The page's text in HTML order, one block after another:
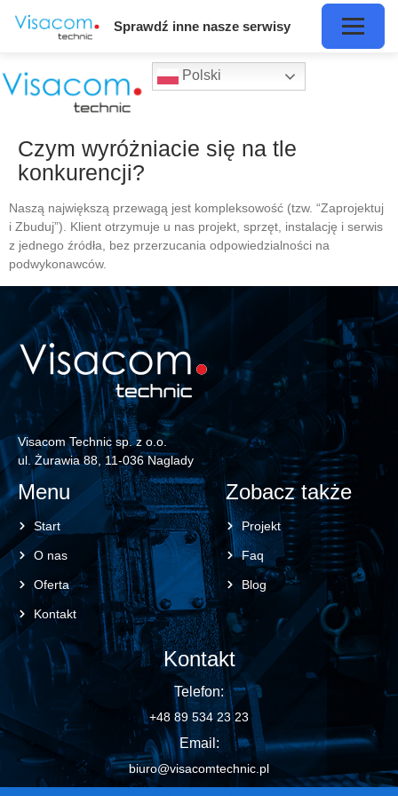
Polski
Czym wyróżniacie się na tle
konkurencji?
Naszą największą przewagą jest kompleksowość (tzw. “Zaprojektuj
i Zbuduj”). Klient otrzymuje u nas projekt, sprzęt, instalację i serwis
z jednego źródła, bez przerzucania odpowiedzialności na
podwykonawców.
Visacom Technic sp. z o.o.
ul. Żurawia 88, 11-036 Naglady
Menu
Start
O nas
Oferta
Kontakt
Zobacz także
Projekt
Faq
Blog
Kontakt
Telefon:
+48 89 534 23 23
Email:
biuro@visacomtechnic.pl
Sprawdź inne nasze serwisy